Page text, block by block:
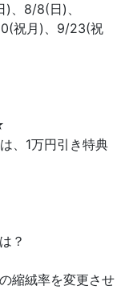
、8/8(日)、
祝月)、9/23(祝
、1万円引き特典
？
縮絨率を変更させ